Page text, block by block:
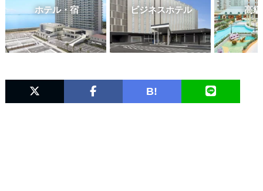
ホテル・宿 ビジネスホテル 高
B!